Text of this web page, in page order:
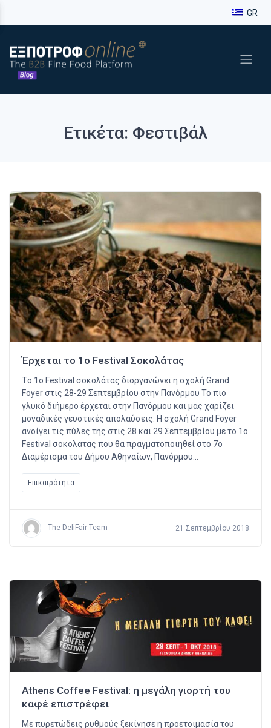
GR
Ετικέτα: Φεστιβάλ
Έρχεται το 1ο Festival Σοκολάτας
Tο 1ο Festival σοκολάτας διοργανώνει η σχολή Grand
Foyer στις 28-29 Σεπτεμβρίου στην Πανόρμου Το πιο
γλυκό διήμερο έρχεται στην Πανόρμου και μας χαρίζει
μοναδικές γευστικές απολαύσεις. Η σχολή Grand Foyer
ανοίγει τις πύλες της στις 28 και 29 Σεπτεμβρίου με το 1ο
Festival σοκολάτας που θα πραγματοποιηθεί στο 7ο
Διαμέρισμα του Δήμου Αθηναίων, Πανόρμου…
Επικαιρότητα
The DeliFair Team 21 Σεπτεμβρίου 2018
Athens Coffee Festival: η μεγάλη γιορτή του
καφέ επιστρέφει
Με πυρετώδεις ρυθμούς ξεκίνησε η προετοιμασία του